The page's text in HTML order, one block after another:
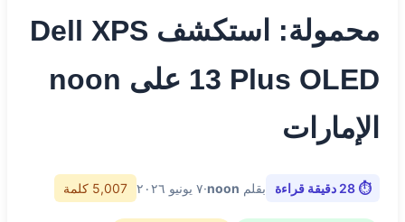
محمولة: استكشف Dell XPS
13 Plus OLED على noon
الإمارات
⏱ 28 دقيقة قراءة بقلم noon
·٧ يونيو ٢٠٢٦ 5,007 كلمة